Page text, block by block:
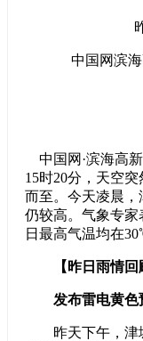
中国网滨
中国网·滨海高
15时20分，天空
而至。今天凌晨
仍较高。气象专
日最高气温均在
【昨日雨情回
发布雷电黄色
昨天下午，津城